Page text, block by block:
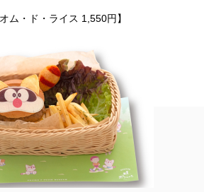
ム・ド・ライス 1,550円】